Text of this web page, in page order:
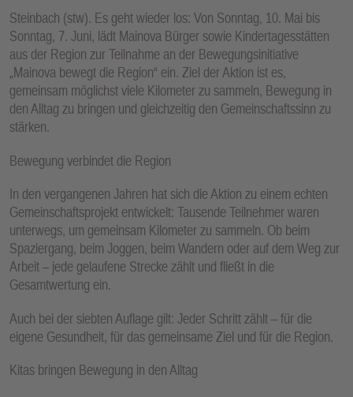
Steinbach (stw). Es geht wieder los: Von Sonntag, 10. Mai bis
Sonntag, 7. Juni, lädt Mainova Bürger sowie Kindertagesstätten
aus der Region zur Teilnahme an der Bewegungsinitiative
„Mainova bewegt die Region“ ein. Ziel der Aktion ist es,
gemeinsam möglichst viele Kilometer zu sammeln, Bewegung in
den Alltag zu bringen und gleichzeitig den Gemeinschaftssinn zu
stärken.
Bewegung verbindet die Region
In den vergangenen Jahren hat sich die Aktion zu einem echten
Gemeinschaftsprojekt entwickelt: Tausende Teilnehmer waren
unterwegs, um gemeinsam Kilometer zu sammeln. Ob beim
Spaziergang, beim Joggen, beim Wandern oder auf dem Weg zur
Arbeit – jede gelaufene Strecke zählt und fließt in die
Gesamtwertung ein.
Auch bei der siebten Auflage gilt: Jeder Schritt zählt – für die
eigene Gesundheit, für das gemeinsame Ziel und für die Region.
Kitas bringen Bewegung in den Alltag
F
U
N
K
TI
O
E